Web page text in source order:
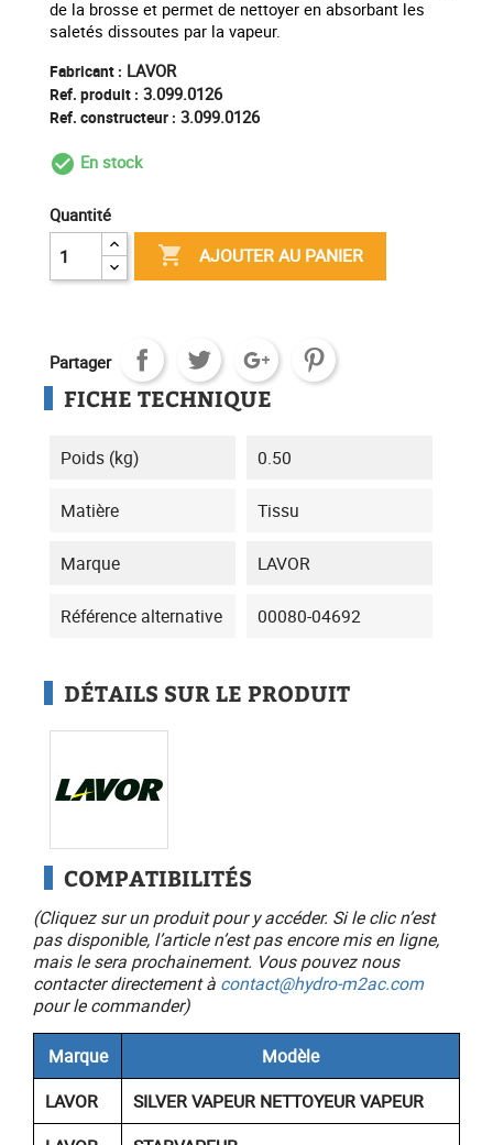
de la brosse et permet de nettoyer en absorbant les
saletés dissoutes par la vapeur.
Fabricant : LAVOR
Ref. produit : 3.099.0126
Ref. constructeur : 3.099.0126
check_circle_outline
En stock
Quantité
 AJOUTER AU PANIER
Partager
FICHE TECHNIQUE
Poids (kg) 0.50
Matière Tissu
Marque LAVOR
Référence alternative 00080-04692
DÉTAILS SUR LE PRODUIT
COMPATIBILITÉS
(Cliquez sur un produit pour y accéder. Si le clic n’est
pas disponible, l’article n’est pas encore mis en ligne,
mais le sera prochainement. Vous pouvez nous
contacter directement à contact@hydro-m2ac.com
pour le commander)
Marque
Modèle
LAVOR
SILVER VAPEUR NETTOYEUR VAPEUR